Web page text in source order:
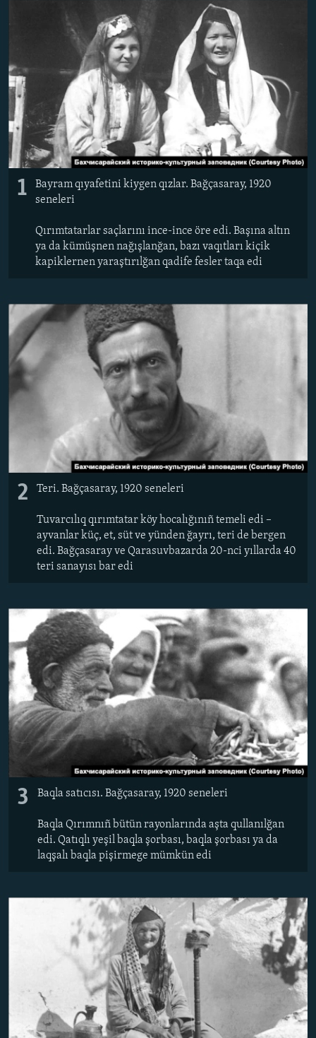
QOŞULIÑIZ!
RFE/RS bütün saytları
1
Bayram qıyafetini kiygen qızlar. Bağçasaray, 1920
seneleri
Qırımtatarlar saçlarını ince-ince öre edi. Başına altın
ya da kümüşnen nağışlanğan, bazı vaqıtları kiçik
kapiklernen yaraştırılğan qadife fesler taqa edi
2 Teri. Bağçasaray, 1920 seneleri
Tuvarcılıq qırımtatar köy hocalığınıñ temeli edi –
ayvanlar küç, et, süt ve yünden ğayrı, teri de bergen
edi. Bağçasaray ve Qarasuvbazarda 20-nci yıllarda 40
teri sanayısı bar edi
3 Baqla satıcısı. Bağçasaray, 1920 seneleri
Baqla Qırımnıñ bütün rayonlarında aşta qullanılğan
edi. Qatıqlı yeşil baqla şorbası, baqla şorbası ya da
laqşalı baqla pişirmege mümkün edi